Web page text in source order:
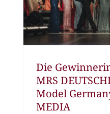
Die
MRS
Model
MEDIA